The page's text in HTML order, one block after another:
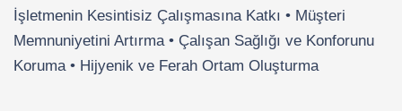
İşletmenin Kesintisiz Çalışmasına Katkı • Müşteri
Memnuniyetini Artırma • Çalışan Sağlığı ve Konforunu
Koruma • Hijyenik ve Ferah Ortam Oluşturma